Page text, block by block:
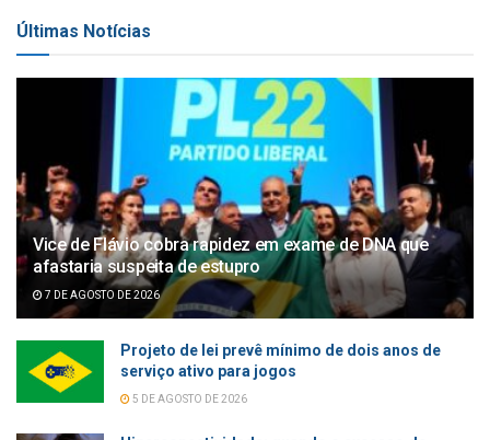
Últimas Notícias
Vice de Flávio cobra rapidez em exame de DNA que
afastaria suspeita de estupro
7 DE AGOSTO DE 2026
Projeto de lei prevê mínimo de dois anos de
serviço ativo para jogos
5 DE AGOSTO DE 2026